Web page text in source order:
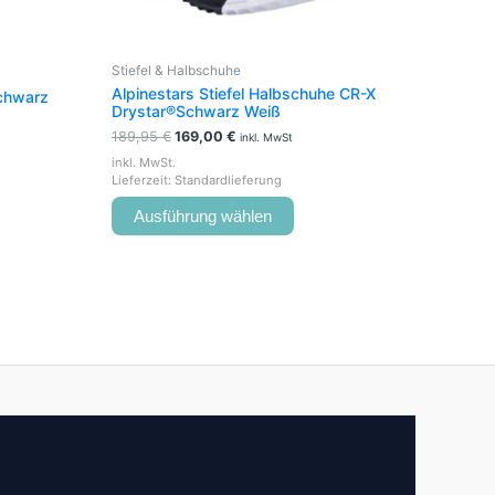
Stiefel & Halbschuhe
Alpinestars Stiefel Halbschuhe CR-X
Drystar®Schwarz Weiß
189,95€ 169,00 € inkl. MwSt
inkl. MwSt.
Lieferzeit: Standardlieferung
Ausführung wählen